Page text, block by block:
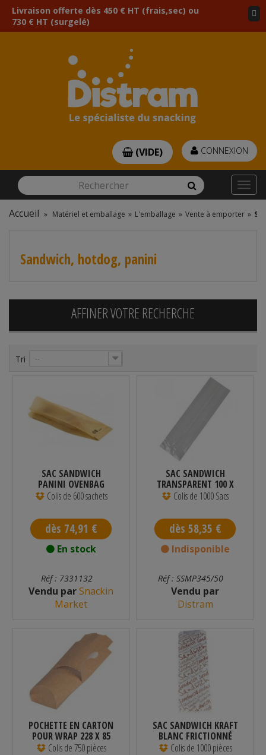
Livraison offerte dès 450 € HT (frais,sec) ou
730 € HT (surgelé)
Rechercher Rechercher
CONNEXION
(VIDE)
Accueil » Matériel et emballage » L'emballage » Vente à emporter »
Sandwich, hotdog, panini
AFFINER VOTRE RECHERCHE
Tri --
SAC SANDWICH
PANINI OVENBAG
BRUN 105 X 40 X 320...
Colis de 600 sachets
dès 74,91 €
En stock
Réf : 7331132
Vendu parSnackin
Market
SAC SANDWICH
TRANSPARENT 100 X
40 X 340 MM -...
Colis de 1000 Sacs
dès 58,35 €
Indisponible
Réf : SSMP345/50
Vendu par
Distram
POCHETTE EN CARTON
POUR WRAP 228 X 85
MM - PAR 750
Colis de 750 pièces
SAC SANDWICH KRAFT
BLANC FRICTIONNÉ
310 X 110 X...
Colis de 1000 pièces